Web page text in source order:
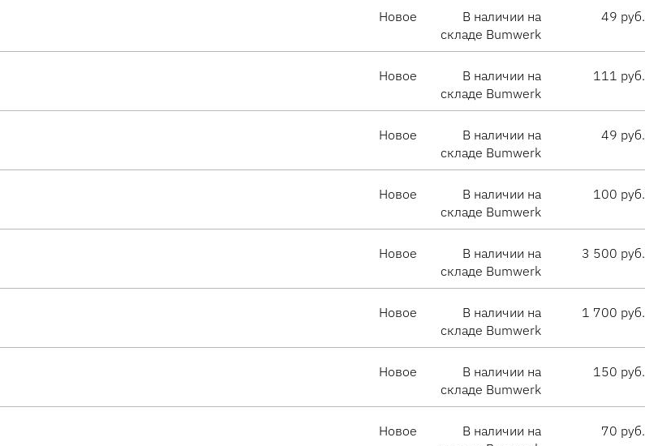
Новое
В наличии на
складе Bumwerk
49 руб.
Новое
В наличии на
складе Bumwerk
111 руб.
Новое
В наличии на
складе Bumwerk
49 руб.
Новое
В наличии на
складе Bumwerk
100 руб.
Новое
В наличии на
складе Bumwerk
3 500 руб.
Новое
В наличии на
складе Bumwerk
1 700 руб.
Новое
В наличии на
складе Bumwerk
150 руб.
Новое
В наличии на
70 руб.